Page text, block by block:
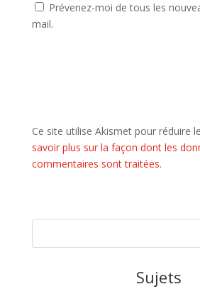
Prévenez-moi de tous les
mail.
Ce site utilise Akismet pour réduire
savoir plus sur la façon dont les
commentaires sont traitées.
Sujets